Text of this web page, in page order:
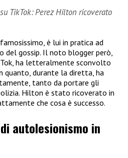
TikTok: Perez Hilton ricoverato
è lui in pratica ad
gossip. Il noto blogger però,
ha letteralmente sconvolto
durante la diretta, ha
tanto da portare gli
Hilton è stato ricoverato in
che cosa è successo.
autolesionismo in